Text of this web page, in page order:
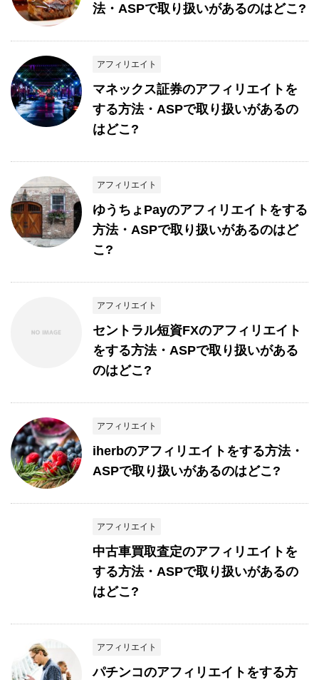
法・ASPで取り扱いがあるのはどこ?
アフィリエイト
マネックス証券のアフィリエイトを
する方法・ASPで取り扱いがあるの
はどこ?
アフィリエイト
ゆうちょPayのアフィリエイトをする
方法・ASPで取り扱いがあるのはど
こ?
アフィリエイト
セントラル短資FXのアフィリエイト
をする方法・ASPで取り扱いがある
のはどこ?
アフィリエイト
iherbのアフィリエイトをする方法・
ASPで取り扱いがあるのはどこ?
アフィリエイト
中古車買取査定のアフィリエイトを
する方法・ASPで取り扱いがあるの
はどこ?
アフィリエイト
パチンコのアフィリエイトをする方